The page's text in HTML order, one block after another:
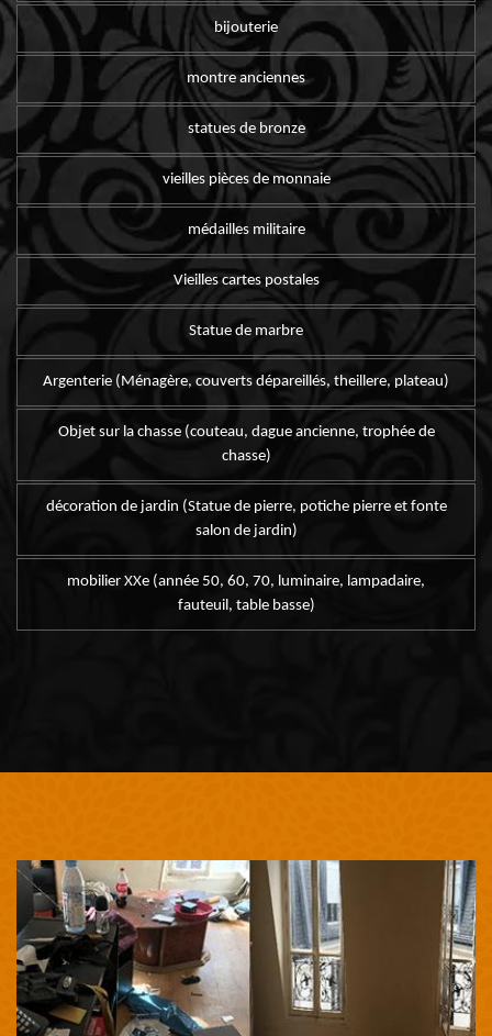
bijouterie
montre anciennes
statues de bronze
vieilles pièces de monnaie
médailles militaire
Vieilles cartes postales
Statue de marbre
Argenterie (Ménagère, couverts dépareillés, theillere, plateau)
Objet sur la chasse (couteau, dague ancienne, trophée de
chasse)
décoration de jardin (Statue de pierre, potiche pierre et fonte
salon de jardin)
mobilier XXe (année 50, 60, 70, luminaire, lampadaire,
fauteuil, table basse)